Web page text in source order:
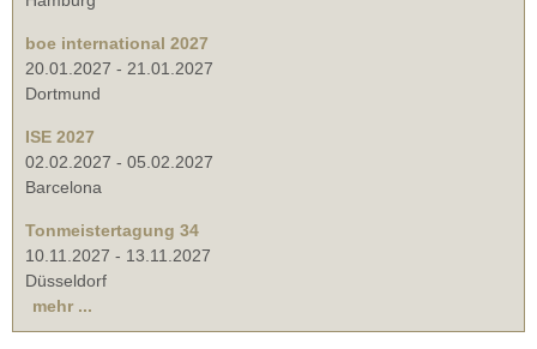
boe international 2027
20.01.2027 - 21.01.2027
Dortmund
ISE 2027
02.02.2027 - 05.02.2027
Barcelona
Tonmeistertagung 34
10.11.2027 - 13.11.2027
Düsseldorf
mehr ...